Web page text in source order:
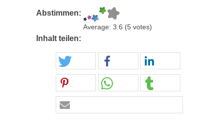
Abstimmen:
Average: 3.6 (5 votes)
Inhalt teilen: